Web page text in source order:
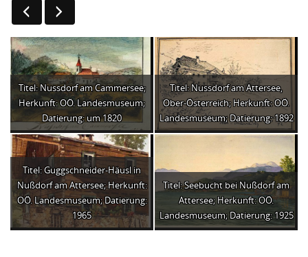
Titel: Nussdorf am Cammersee;
Herkunft: OÖ. Landesmuseum;
Datierung: um 1820
Titel: Nussdorf am Attersee,
Ober-Österreich; Herkunft: OÖ.
Landesmuseum; Datierung: 1892
Titel: Guggschneider-Häusl in
Nußdorf am Attersee; Herkunft:
OÖ. Landesmuseum; Datierung:
1965
Titel: Seebucht bei Nußdorf am
Attersee; Herkunft: OÖ.
Landesmuseum; Datierung: 1925